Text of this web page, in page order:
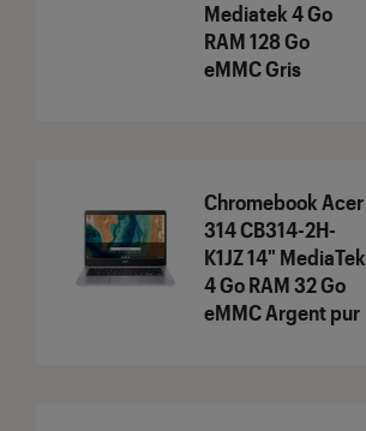
Mediatek 4 Go
RAM 128 Go
eMMC Gris
Chromebook Acer
314 CB314-2H-
K1JZ 14" MediaTek
4 Go RAM 32 Go
eMMC Argent pur